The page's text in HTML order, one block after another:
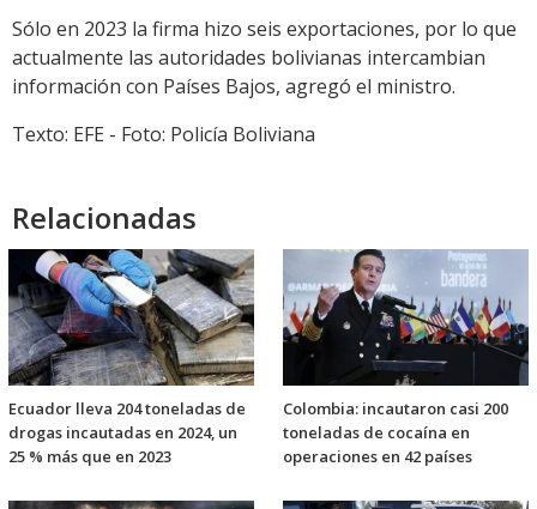
Sólo en 2023 la firma hizo seis exportaciones, por lo que
actualmente las autoridades bolivianas intercambian
información con Países Bajos, agregó el ministro.
Texto: EFE - Foto: Policía Boliviana
Relacionadas
Ecuador lleva 204 toneladas de
drogas incautadas en 2024, un
25 % más que en 2023
Colombia: incautaron casi 200
toneladas de cocaína en
operaciones en 42 países